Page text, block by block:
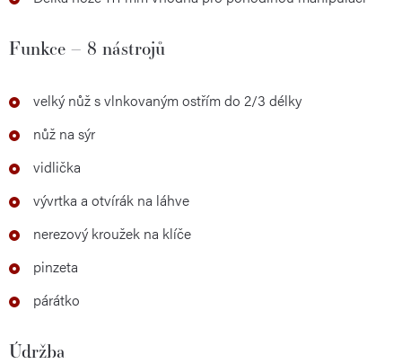
Funkce – 8 nástrojů
velký nůž s vlnkovaným ostřím do 2/3 délky
nůž na sýr
vidlička
vývrtka a otvírák na láhve
nerezový kroužek na klíče
pinzeta
párátko
Údržba